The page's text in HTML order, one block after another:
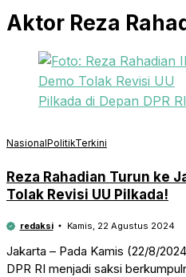
Aktor Reza
NasionalPolitikTerkini
Reza Rahadian Turun ke
Tolak Revisi UU Pilkada!
redaksi Kamis, 22 Agustus 2024
Jakarta – Pada Kamis (22/8/
DPR RI menjadi saksi